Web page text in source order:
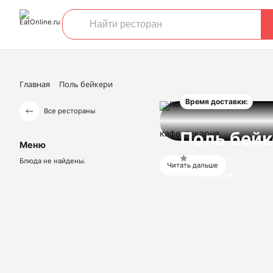
Главная Поль бейкери
Все рестораны
Меню
Блюда не найдены.
Время доставки:
Поль
кафе-пекарня
Читать дальше